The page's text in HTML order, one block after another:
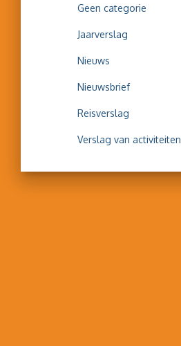
Geen categorie
Jaarverslag
Nieuws
Nieuwsbrief
Reisverslag
Verslag van activiteiten